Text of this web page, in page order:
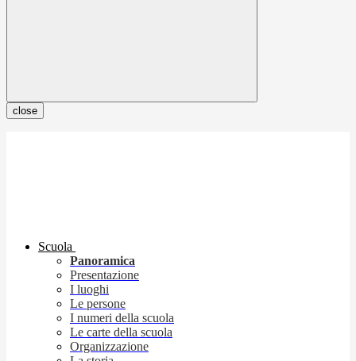
close
Scuola
Panoramica
Presentazione
I luoghi
Le persone
I numeri della scuola
Le carte della scuola
Organizzazione